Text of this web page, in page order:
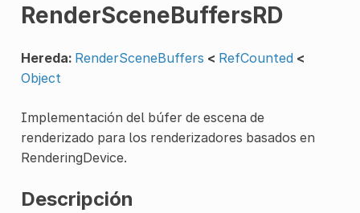
RenderSceneBuffersRD
Hereda: RenderSceneBuffers < RefCounted <
Object
Implementación del búfer de escena de
renderizado para los renderizadores basados en
RenderingDevice.
Descripción